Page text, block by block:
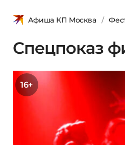
Афиша КП Москва
Спецпоказ
16+